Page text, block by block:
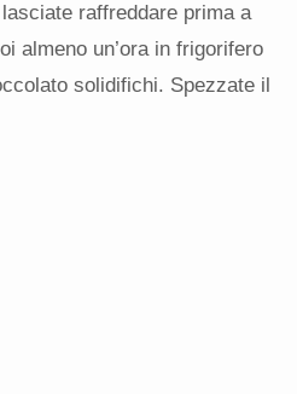
raffreddare prima a
almeno un’ora in frigorifero
solidifichi. Spezzate il